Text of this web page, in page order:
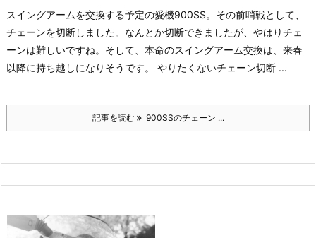
スイングアームを交換する予定の愛機900SS。その前哨戦として、
チェーンを切断しました。なんとか切断できましたが、やはりチェ
ーンは難しいですね。そして、本命のスイングアーム交換は、来春
以降に持ち越しになりそうです。 やりたくないチェーン切断 ...
記事を読む 900SSのチェーン ...